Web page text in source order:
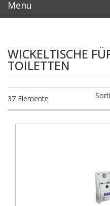
Menu
WICKELTISCHE
TOILETTEN
37 Elemente